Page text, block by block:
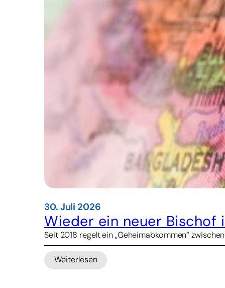
30. Juli 2026
Wieder ein neuer Bischof
Seit 2018 regelt ein „Geheimabkommen“
Weiterlesen
: